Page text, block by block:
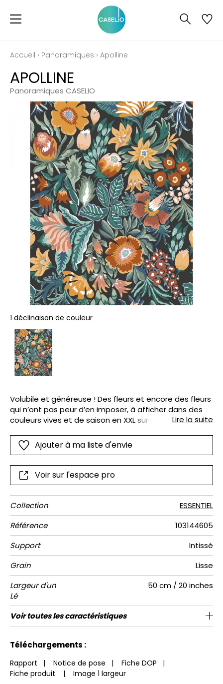
Accueil › Panoramiques › Apolline
APOLLINE
Panoramiques CASELIO
1 déclinaison de couleur
Volubile et généreuse ! Des fleurs et encore des fleurs
qui n’ont pas peur d’en imposer, à afficher dans des
couleurs vives et de saison en XXL sur un mur de la
Lire la suite
Ajouter à ma liste d'envie
Voir sur l'espace pro
Collection
ESSENTIEL
Référence
103144605
Support
Intissé
Grain
Lisse
Largeur d'un
Lé
50 cm / 20 inches
Hauteur 280 cm / 110 inches
Largeur
Totale
200 cm / 79 inches
Raccord Raccord droit
Nombre de
lés
4
Poids g/m² 147
Entretien Lavable
Pose colle Encollage du mur
Dépose Arrachage à sec
Norme COV A+
ASTME84 Class A
Norme
euroclass
B s1 d0
Voir toutes les caractéristiques
Téléchargements :
Rapport | Notice de pose | Fiche DOP |
Fiche produit
| Image 1 largeur